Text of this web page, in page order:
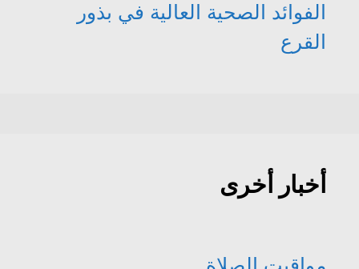
الفوائد الصحية العالية في بذور
القرع
أخبار أخرى